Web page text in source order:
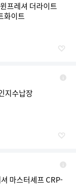
프레셔 더라이트
화이트
지수납장
마스터셰프 CRP-